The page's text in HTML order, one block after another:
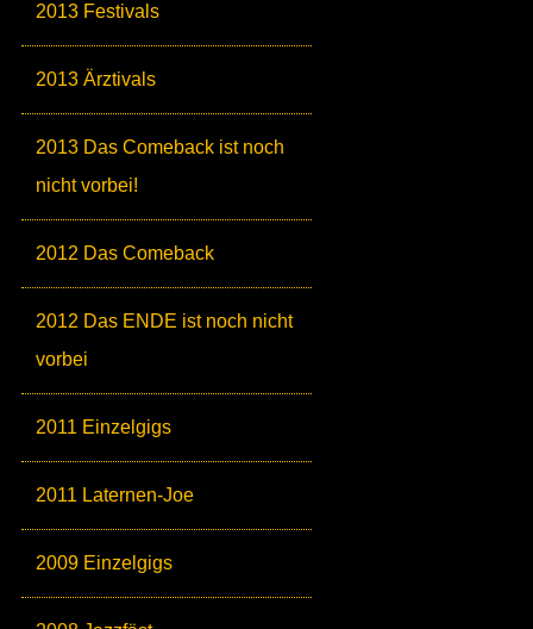
2013 Festivals
2013 Ärztivals
2013 Das Comeback ist noch
nicht vorbei!
2012 Das Comeback
2012 Das ENDE ist noch nicht
vorbei
2011 Einzelgigs
2011 Laternen-Joe
2009 Einzelgigs